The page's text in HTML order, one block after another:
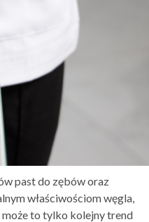
past do zębów oraz
właściwościom węgla,
to tylko kolejny trend